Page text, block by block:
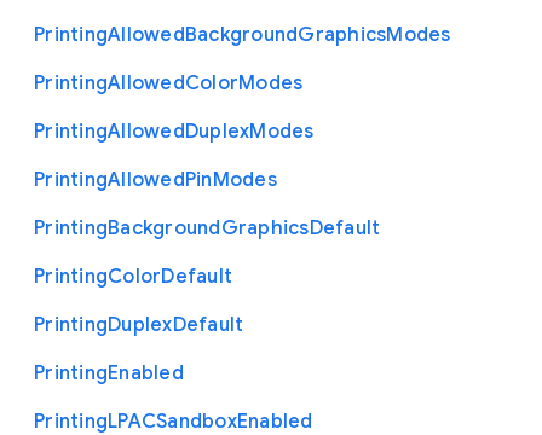
PrintingAllowedBackgroundGraphicsModes
PrintingAllowedColorModes
PrintingAllowedDuplexModes
PrintingAllowedPinModes
PrintingBackgroundGraphicsDefault
PrintingColorDefault
PrintingDuplexDefault
PrintingEnabled
PrintingLPACSandboxEnabled